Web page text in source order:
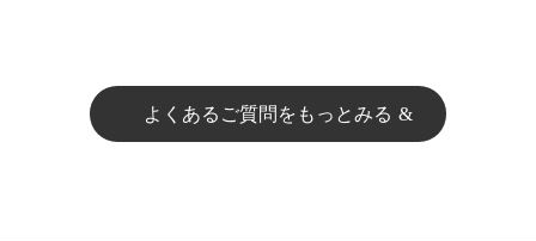
よくあるご質問をもっとみる